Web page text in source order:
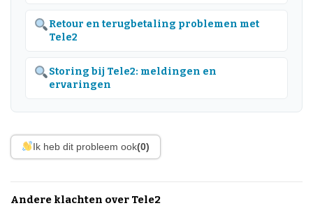
Retour en terugbetaling problemen met
Tele2
Storing bij Tele2: meldingen en
ervaringen
Ik heb dit probleem ook(0)
Andere klachten over Tele2